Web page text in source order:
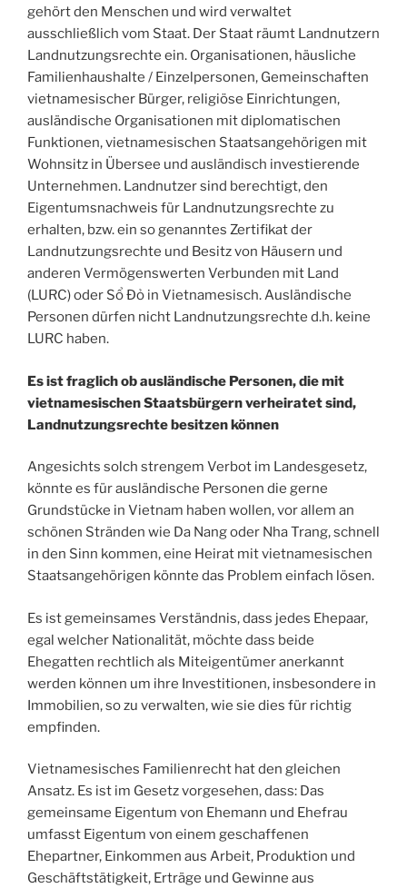
gehört den Menschen und wird verwaltet
ausschließlich vom Staat. Der Staat räumt Landnutzern
Landnutzungsrechte ein. Organisationen, häusliche
Familienhaushalte / Einzelpersonen, Gemeinschaften
vietnamesischer Bürger, religiöse Einrichtungen,
ausländische Organisationen mit diplomatischen
Funktionen, vietnamesischen Staatsangehörigen mit
Wohnsitz in Übersee und ausländisch investierende
Unternehmen. Landnutzer sind berechtigt, den
Eigentumsnachweis für Landnutzungsrechte zu
erhalten, bzw. ein so genanntes Zertifikat der
Landnutzungsrechte und Besitz von Häusern und
anderen Vermögenswerten Verbunden mit Land
(LURC) oder Sổ Đỏ in Vietnamesisch. Ausländische
Personen dürfen nicht Landnutzungsrechte d.h. keine
LURC haben.
Es ist fraglich ob ausländische Personen, die mit
vietnamesischen Staatsbürgern verheiratet sind,
Landnutzungsrechte besitzen können
Angesichts solch strengem Verbot im Landesgesetz,
könnte es für ausländische Personen die gerne
Grundstücke in Vietnam haben wollen, vor allem an
schönen Stränden wie Da Nang oder Nha Trang, schnell
in den Sinn kommen, eine Heirat mit vietnamesischen
Staatsangehörigen könnte das Problem einfach lösen.
Es ist gemeinsames Verständnis, dass jedes Ehepaar,
egal welcher Nationalität, möchte dass beide
Ehegatten rechtlich als Miteigentümer anerkannt
werden können um ihre Investitionen, insbesondere in
Immobilien, so zu verwalten, wie sie dies für richtig
empfinden.
Vietnamesisches Familienrecht hat den gleichen
Ansatz. Es ist im Gesetz vorgesehen, dass: Das
gemeinsame Eigentum von Ehemann und Ehefrau
umfasst Eigentum von einem geschaffenen
Ehepartner, Einkommen aus Arbeit, Produktion und
Geschäftstätigkeit, Erträge und Gewinne aus